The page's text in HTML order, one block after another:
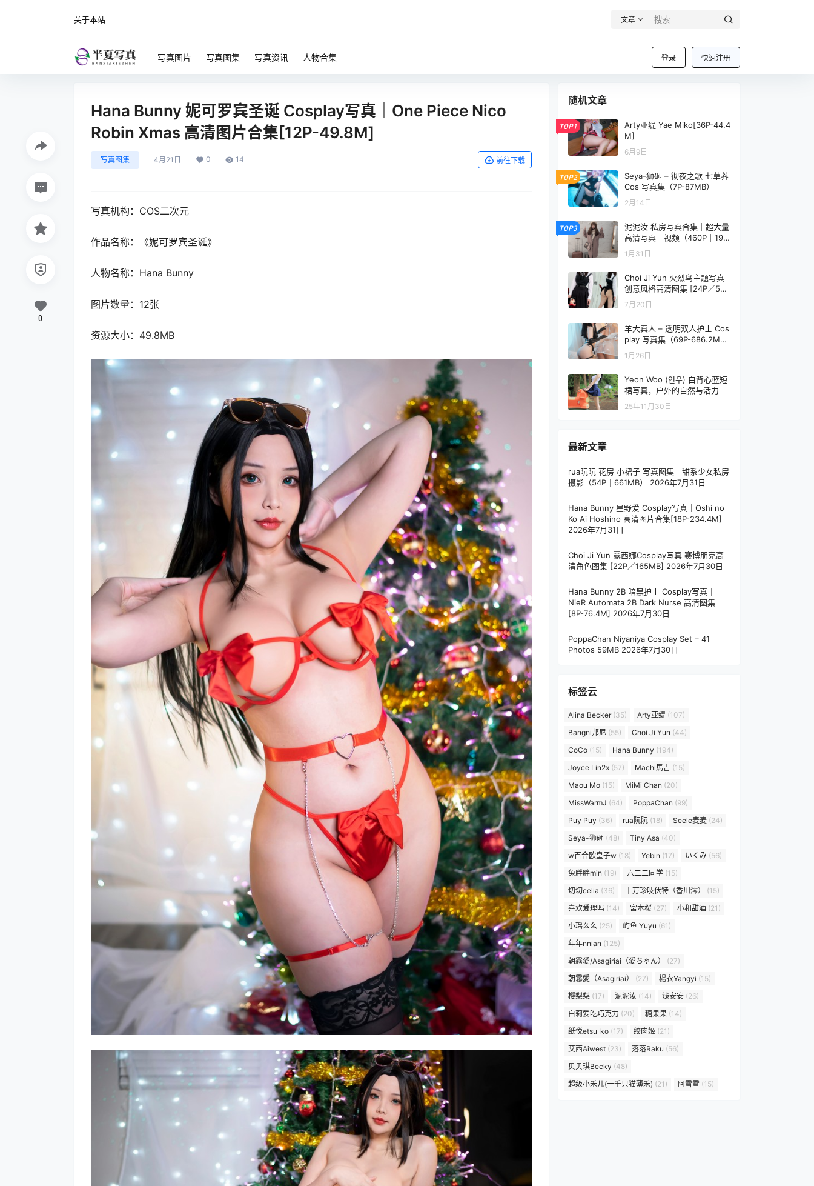
关于本站 文章
登录 快速注册
写真图片 写真图集 写真资讯 人物合集
Hana Bunny 妮可罗宾圣诞 Cosplay写真｜One Piece Nico
Robin Xmas 高清图片合集[12P-49.8M]
写真图集 4月21日 0 14 前往下载
写真机构：COS二次元
作品名称：《妮可罗宾圣诞》
人物名称：Hana Bunny
图片数量：12张
资源大小：49.8MB
0
随机文章
TOP1
Arty亚缇 Yae Miko[36P-44.4
M]
6月9日
TOP2
Seya-狮砸 – 彻夜之歌 七草荠
Cos 写真集（7P-87MB）
2月14日
TOP3
泥泥汝 私房写真合集｜超大量
高清写真＋视频（460P｜19V
｜1.26GB）
1月31日
Choi Ji Yun 火烈鸟主题写真
创意风格高清图集 [24P／55
MB]
7月20日
羊大真人 – 透明双人护士 Cos
play 写真集（69P-686.2M
B）高人气主题
1月26日
Yeon Woo (연우) 白背心蓝短
裙写真，户外的自然与活力
25年11月30日
最新文章
rua阮阮 花房 小裙子 写真图集｜甜系少女私房
摄影（54P｜661MB）
2026年7月31日
Hana Bunny 星野爱 Cosplay写真｜Oshi no
Ko Ai Hoshino 高清图片合集[18P-234.4M]
2026年7月31日
Choi Ji Yun 露西娜Cosplay写真 赛博朋克高
清角色图集 [22P／165MB] 2026年7月30日
Hana Bunny 2B 暗黑护士 Cosplay写真｜
NieR Automata 2B Dark Nurse 高清图集
[8P-76.4M] 2026年7月30日
PoppaChan Niyaniya Cosplay Set – 41
Photos 59MB 2026年7月30日
标签云
Alina Becker(35) Arty亚缇 (107)
Bangni邦尼 (55) Choi Ji Yun (44)
CoCo (15) Hana Bunny (194)
Joyce Lin2x (57) Machi馬吉 (15)
Maou Mo (15) MiMi Chan (20)
MissWarmJ (64) PoppaChan (99)
Puy Puy (36) rua阮阮 (18) Seele麦麦 (24)
Seya-狮砸 (48) Tiny Asa (40)
w百合欧皇子w (18) Yebin (17) いくみ (56)
兔胖胖min (19) 六二二同学 (15)
切切celia (36) 十万珍吱伏特（香川澪）
(15)
喜欢爱理吗 (14) 宮本桜 (27) 小和甜酒 (21)
小瑶幺幺 (25) 屿鱼 Yuyu (61)
年年nnian (125)
朝霧愛/Asagiriai（愛ちゃん）
(27)
朝霧愛（Asagiriai）
(27) 楊衣Yangyi (15)
樱梨梨 (17) 泥泥汝 (14) 浅安安 (26)
白莉爱吃巧克力 (20) 糖果果 (14)
纸悦etsu_ko (17) 绞肉姬 (21)
艾西Aiwest (23) 落落Raku (56)
贝贝琪Becky (48)
超级小禾儿(一千只猫薄禾) (21) 阿雪雪 (15)